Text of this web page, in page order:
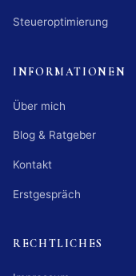
Steueroptimierung
INFORMATIONEN
Über mich
Blog & Ratgeber
Kontakt
Erstgespräch
RECHTLICHES